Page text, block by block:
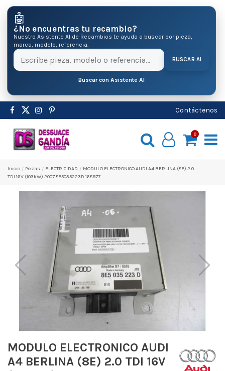
🤖
¿No encuentras tu recambio?
Nuestro Asistente AI de Recambios te ayuda a buscar por pieza,
marca, modelo, referencia.
BUSCAR AI
Buscar con Asistente AI
Contáctenos
0
Inicio Pіezas ELECTRICIDAD
MODULO ELECTRONICO AUDI A4 BERLINA (8E) 2.0
TDI 16V (103kW) 2007 8E5035223D 168977
MODULO ELECTRONICO AUDI
A4 BERLINA (8E) 2.0 TDI 16V